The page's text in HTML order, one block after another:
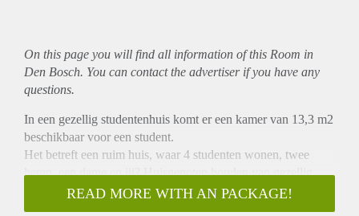
On this page you will find all information of this Room in
Den Bosch. You can contact the advertiser if you have any
questions.
In een gezellig studentenhuis komt er een kamer van 13,3 m2
beschikbaar voor een student.
Het betreft een ruim huis, waar 4 studenten wonen, twee
heren, een dame en jij? Huisgenoten houden van gezellig
regelmatig samen eten of samen wat doen en vinden het leuk
als je hierbij aansluit, maar dit is zeker geen vaste
READ MORE WITH AN PACKAGE!